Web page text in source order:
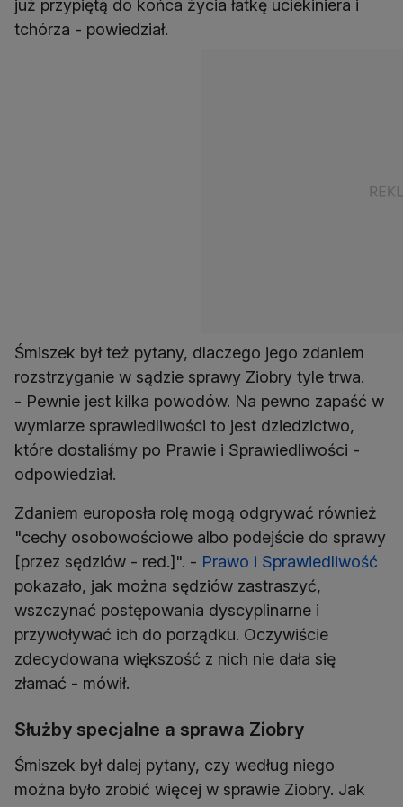
już przypiętą do końca życia łatkę uciekiniera i
tchórza - powiedział.
Śmiszek był też pytany, dlaczego jego zdaniem
rozstrzyganie w sądzie sprawy Ziobry tyle trwa.
- Pewnie jest kilka powodów. Na pewno zapaść w
wymiarze sprawiedliwości to jest dziedzictwo,
które dostaliśmy po Prawie i Sprawiedliwości -
odpowiedział.
Zdaniem europosła rolę mogą odgrywać również
"cechy osobowościowe albo podejście do sprawy
[przez sędziów - red.]". - Prawo i Sprawiedliwość
pokazało, jak można sędziów zastraszyć,
wszczynać postępowania dyscyplinarne i
przywoływać ich do porządku. Oczywiście
zdecydowana większość z nich nie dała się
złamać - mówił.
Służby specjalne a sprawa Ziobry
Śmiszek był dalej pytany, czy według niego
można było zrobić więcej w sprawie Ziobry. Jak